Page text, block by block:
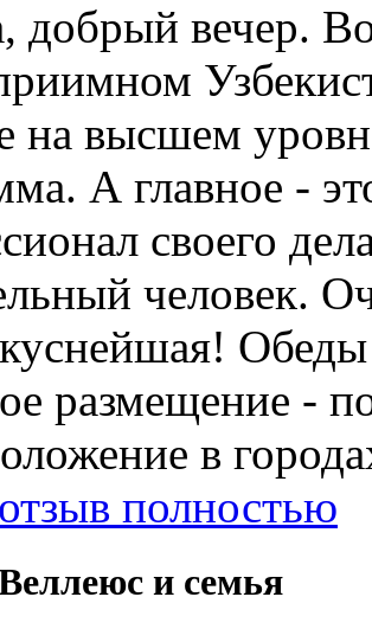
добрый вечер.
на высшем
А главное -
своего
человек.
размещение -
в
полностью
и семья